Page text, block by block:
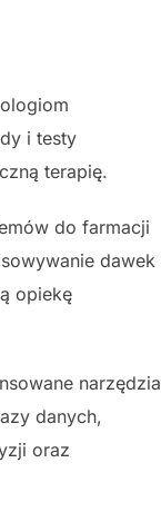
i testy
terapię.
do farmacji
dawek
opiekę
narzędzia
danych,
oraz